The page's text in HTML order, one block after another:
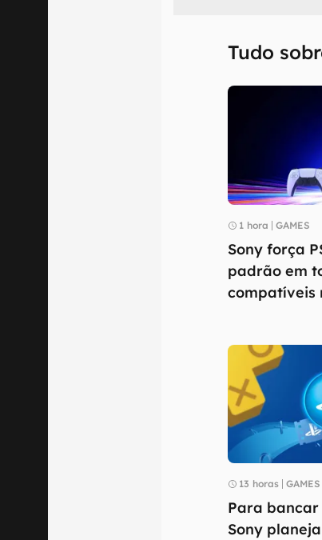
Tudo
1 hora GAMES
Sony força
padrão em
compatíveis
13 horas GAMES
Para bancar
Sony